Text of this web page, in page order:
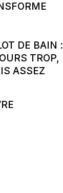
DE BAIN :
TROP,
ASSEZ